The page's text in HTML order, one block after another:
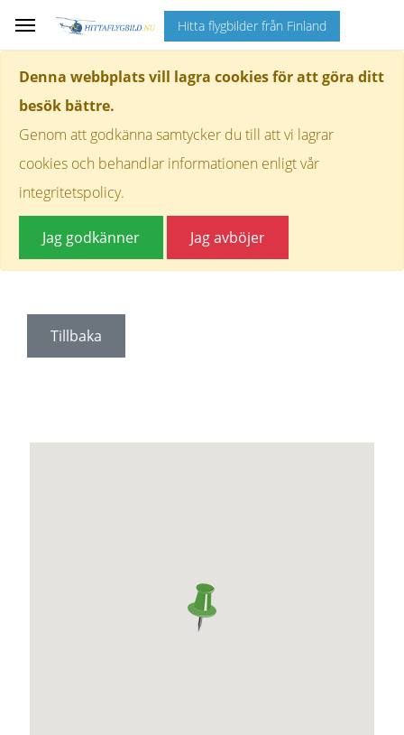
Denna webbplats vill lagra cookies för att göra ditt
besök bättre.
Genom att godkänna samtycker du till att vi lagrar
cookies och behandlar informationen enligt vår
integritetspolicy.
Jag godkänner Jag avböjer
Hitta flygbilder från Finland
Tillbaka